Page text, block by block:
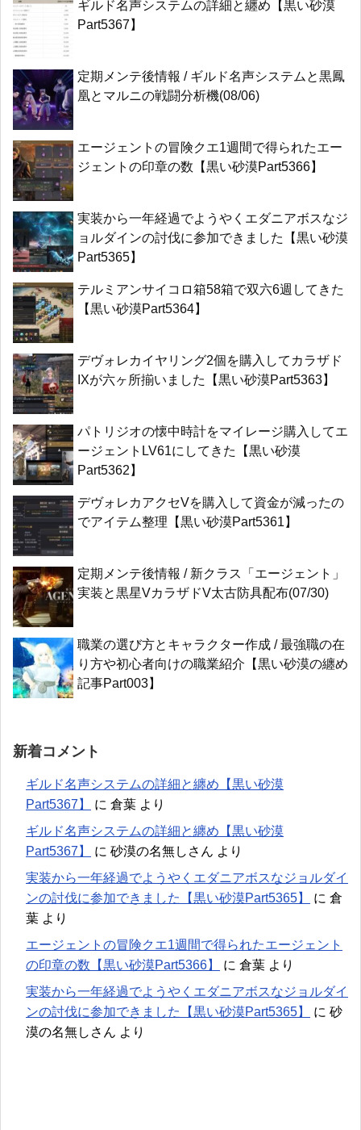
ギルド名声システムの詳細と纏め【黒い砂漠
Part5367】
定期メンテ後情報 / ギルド名声システムと黒鳳
凰とマルニの戦闘分析機(08/06)
エージェントの冒険クエ1週間で得られたエー
ジェントの印章の数【黒い砂漠Part5366】
実装から一年経過でようやくエダニアボスなジ
ョルダインの討伐に参加できました【黒い砂漠
Part5365】
テルミアンサイコロ箱58箱で双六6週してきた
【黒い砂漠Part5364】
デヴォレカイヤリング2個を購入してカラザド
IXが六ヶ所揃いました【黒い砂漠Part5363】
パトリジオの懐中時計をマイレージ購入してエ
ージェントLV61にしてきた【黒い砂漠
Part5362】
デヴォレカアクセVを購入して資金が減ったの
でアイテム整理【黒い砂漠Part5361】
定期メンテ後情報 / 新クラス「エージェント」
実装と黒星VカラザドV太古防具配布(07/30)
職業の選び方とキャラクター作成 / 最強職の在
り方や初心者向けの職業紹介【黒い砂漠の纏め
記事Part003】
新着コメント
ギルド名声システムの詳細と纏め【黒い砂漠
Part5367】
に 倉葉 より
ギルド名声システムの詳細と纏め【黒い砂漠
Part5367】
に 砂漠の名無しさん より
実装から一年経過でようやくエダニアボスなジョルダイ
ンの討伐に参加できました【黒い砂漠Part5365】
に 倉
葉 より
エージェントの冒険クエ1週間で得られたエージェント
の印章の数【黒い砂漠Part5366】
に 倉葉 より
実装から一年経過でようやくエダニアボスなジョルダイ
ンの討伐に参加できました【黒い砂漠Part5365】
に 砂
漠の名無しさん より